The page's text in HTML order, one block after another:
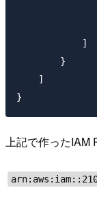
            ]
        }
    ]
上記で作ったIAM